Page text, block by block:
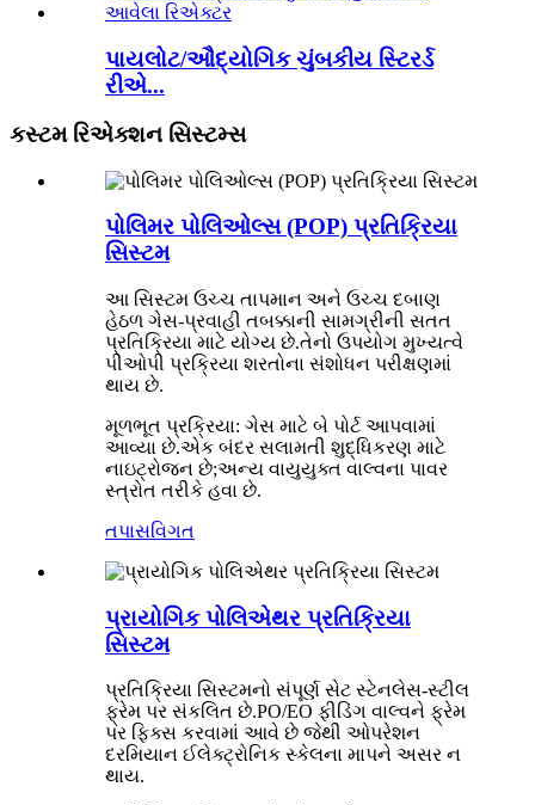
પાયલોટ/ઔદ્યોગિક ચુંબકીય સ્ટિરર્ડ
રીએ...
કસ્ટમ રિએક્શન સિસ્ટમ્સ
પોલિમર પોલિઓલ્સ (POP) પ્રતિક્રિયા
સિસ્ટમ
આ સિસ્ટમ ઉચ્ચ તાપમાન અને ઉચ્ચ દબાણ
હેઠળ ગેસ-પ્રવાહી તબક્કાની સામગ્રીની સતત
પ્રતિક્રિયા માટે યોગ્ય છે.તેનો ઉપયોગ મુખ્યત્વે
પીઓપી પ્રક્રિયા શરતોના સંશોધન પરીક્ષણમાં
થાય છે.
મૂળભૂત પ્રક્રિયા: ગેસ માટે બે પોર્ટ આપવામાં
આવ્યા છે.એક બંદર સલામતી શુદ્ધિકરણ માટે
નાઇટ્રોજન છે;અન્ય વાયુયુક્ત વાલ્વના પાવર
સ્ત્રોત તરીકે હવા છે.
તપાસવિગત
પ્રાયોગિક પોલિએથર પ્રતિક્રિયા
સિસ્ટમ
પ્રતિક્રિયા સિસ્ટમનો સંપૂર્ણ સેટ સ્ટેનલેસ-સ્ટીલ
ફ્રેમ પર સંકલિત છે.PO/EO ફીડિંગ વાલ્વને ફ્રેમ
પર ફિક્સ કરવામાં આવે છે જેથી ઓપરેશન
દરમિયાન ઈલેક્ટ્રોનિક સ્કેલના માપને અસર ન
થાય.